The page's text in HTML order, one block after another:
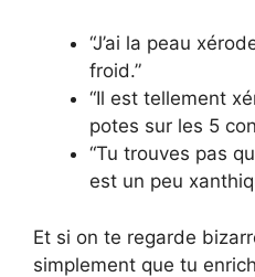
“J’ai la peau
froid.”
“Il est tellement
potes sur les 5
“Tu trouves pas
est un peu
Et si on te regarde
simplement que tu